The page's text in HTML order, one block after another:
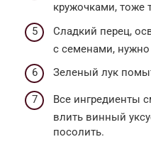
кружочками, тоже
Сладкий перец,
с семенами, нужно
Зеленый лук
Все ингредиенты
влить винный
посолить.